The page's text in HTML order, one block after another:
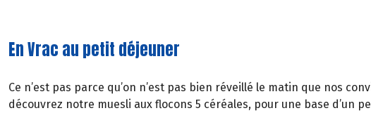
En Vrac au petit déjeuner
Ce n’est pas parce qu’on n’est pas bien réveillé le matin que nos
découvrez notre muesli aux flocons 5 céréales, pour une base d’un